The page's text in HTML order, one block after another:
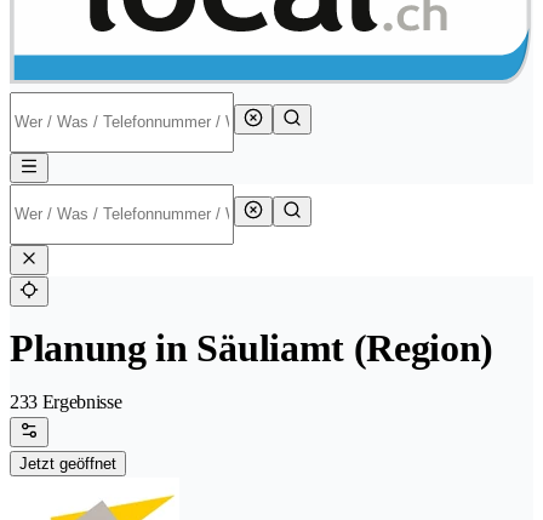
Planung in Säuliamt (Region)
233 Ergebnisse
Jetzt geöffnet